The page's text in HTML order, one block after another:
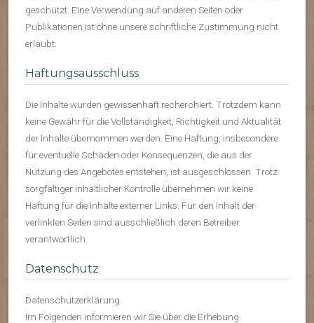
geschützt. Eine Verwendung auf anderen Seiten oder
Publikationen ist ohne unsere schriftliche Zustimmung nicht
erlaubt.
Haftungsausschluss
Die Inhalte wurden gewissenhaft recherchiert. Trotzdem kann
keine Gewähr für die Vollständigkeit, Richtigkeit und Aktualität
der Inhalte übernommen werden. Eine Haftung, insbesondere
für eventuelle Schäden oder Konsequenzen, die aus der
Nutzung des Angebotes entstehen, ist ausgeschlossen. Trotz
sorgfältiger inhaltlicher Kontrolle übernehmen wir keine
Haftung für die Inhalte externer Links. Für den Inhalt der
verlinkten Seiten sind ausschließlich deren Betreiber
verantwortlich.
Datenschutz
Datenschutzerklärung
Im Folgenden informieren wir Sie über die Erhebung